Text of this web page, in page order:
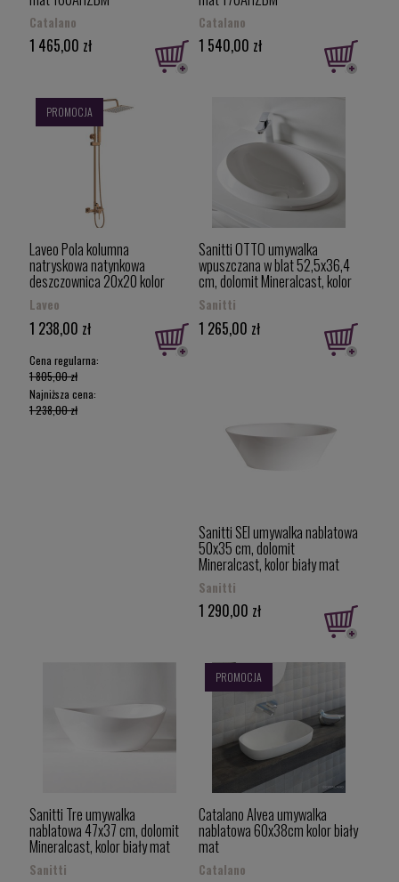
Catalano
1 465,00 zł
Catalano
1 540,00 zł
Laveo Pola kolumna
natryskowa natynkowa
deszczownica 20x20 kolor
różowe złoto PLA_80KX
Laveo
1 238,00 zł
Cena regularna:
1 805,00 zł
Najniższa cena:
1 238,00 zł
PROMOCJA
Sanitti OTTO umywalka
wpuszczana w blat 52,5x36,4
cm, dolomit Mineralcast, kolor
biały mat OTTO-52-BM
Sanitti
1 265,00 zł
Sanitti SEI umywalka nablatowa
50x35 cm, dolomit
Mineralcast, kolor biały mat
SEI-50-BM
Sanitti
1 290,00 zł
Sanitti Tre umywalka
nablatowa 47x37 cm, dolomit
Mineralcast, kolor biały mat
TRE-47-BM
Sanitti
Catalano Alvea umywalka
nablatowa 60x38cm kolor biały
mat
160AGRLXBM/0624600021
Catalano
PROMOCJA